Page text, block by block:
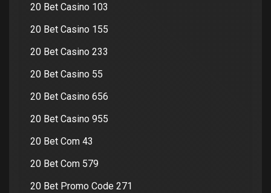
20 Bet Casino 103
20 Bet Casino 155
20 Bet Casino 233
20 Bet Casino 55
20 Bet Casino 656
20 Bet Casino 955
20 Bet Com 43
20 Bet Com 579
20 Bet Promo Code 271